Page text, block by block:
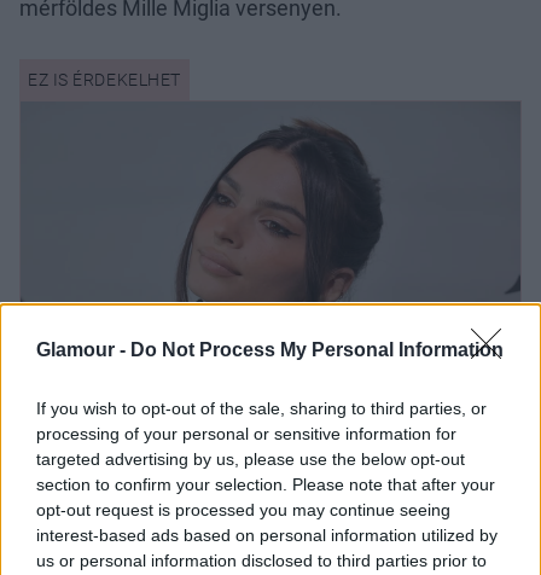
Glamour - Do Not Process My Personal Information
If you wish to opt-out of the sale, sharing to third parties, or
processing of your personal or sensitive information for
targeted advertising by us, please use the below opt-out
section to confirm your selection. Please note that after your
opt-out request is processed you may continue seeing
interest-based ads based on personal information utilized by
us or personal information disclosed to third parties prior to
mérföldes Mille Miglia versenyen.
Emily Ratajkowski dühös kritikával
illette a Blonde című filmet